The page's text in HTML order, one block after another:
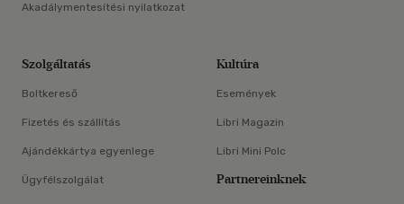
Akadálymentesítési nyilatkozat
Szolgáltatás
Boltkereső
Fizetés és szállítás
Ajándékkártya egyenlege
Ügyfélszolgálat
Kultúra
Események
Libri Magazin
Libri Mini Polc
Partnereinknek